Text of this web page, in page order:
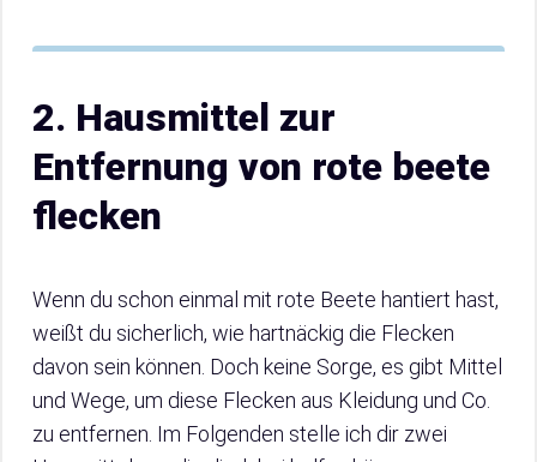
2. Hausmittel zur
Entfernung von rote beete
flecken
Wenn du schon einmal mit rote Beete hantiert hast,
weißt du sicherlich, wie hartnäckig die Flecken
davon sein können. Doch keine Sorge, es gibt Mittel
und Wege, um diese Flecken aus Kleidung und Co.
zu entfernen. Im Folgenden stelle ich dir zwei